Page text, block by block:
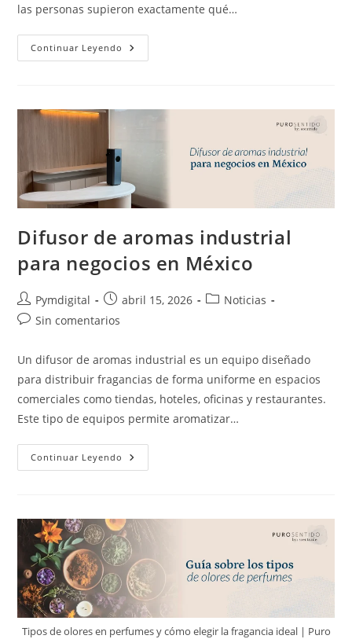
las personas supieron exactamente qué…
Continuar Leyendo
Difusor de aromas industrial
para negocios en México
Pymdigital abril 15, 2026
Noticias
Sin comentarios
Un difusor de aromas industrial es un equipo diseñado
para distribuir fragancias de forma uniforme en espacios
comerciales como tiendas, hoteles, oficinas y restaurantes.
Este tipo de equipos permite aromatizar…
Continuar Leyendo
Tipos de olores en perfumes y cómo elegir la fragancia ideal | Puro